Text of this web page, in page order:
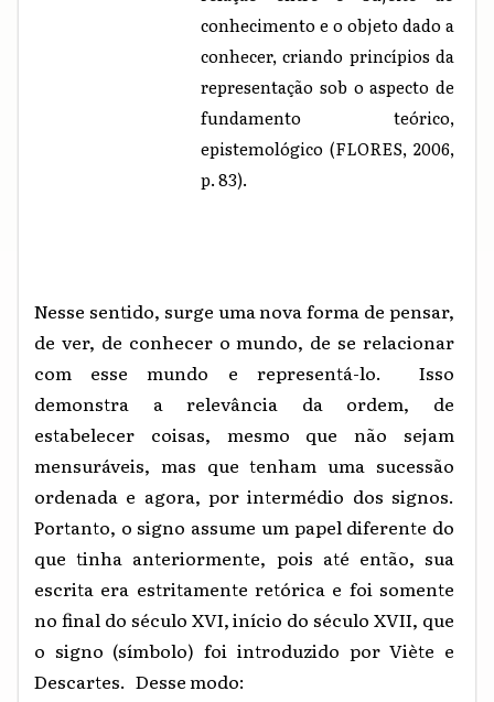
conhecimento e o objeto dado a
conhecer, criando princípios da
representação sob o aspecto de
fundamento teórico,
epistemológico (FLORES, 2006,
p. 83).
Nesse sentido, surge uma nova forma de pensar,
de ver, de conhecer o mundo, de se relacionar
com esse mundo e representá-lo. Isso
demonstra a relevância da ordem, de
estabelecer coisas, mesmo que não sejam
mensuráveis, mas que tenham uma sucessão
ordenada e agora, por intermédio dos signos.
Portanto, o signo assume um papel diferente do
que tinha anteriormente, pois até então, sua
escrita era estritamente retórica e foi somente
no final do século XVI, início do século XVII, que
o signo (símbolo) foi introduzido por Viète e
Descartes. Desse modo: